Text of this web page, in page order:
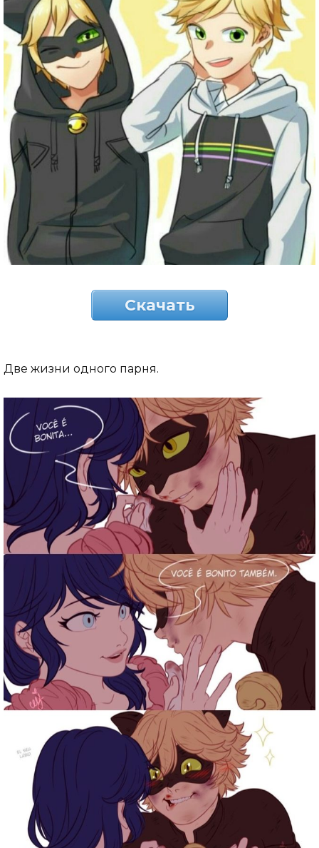
Скачать
Две жизни одного парня.